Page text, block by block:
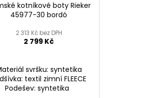
kotníkové boty Rieker
45977-30 bordó
2 313 Kč bez DPH
2 799 Kč
svršku: syntetika
textil zimní FLEECE
Podešev: syntetika